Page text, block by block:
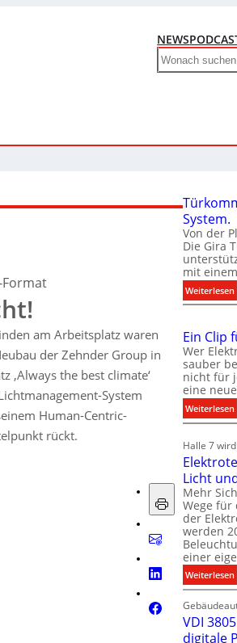
NEWS
Search
am Arbeitsplatz waren
der Zehnder Group in
‚Always the best climate‘
System
Human-Centric-
rückt.
System.
Von der
Die Gira
mit
Weiterlesen:
r
u
i
k
t
i
i
t
s
Ein Clip
Wer
sauber
nicht für
eine
Weiterlesen:
l
i
f
r
a
l
l
e
Halle 7
Licht
Mehr
Wege für
der
werden
einer
Weiterlesen:
l
e
k
VDI
digitale